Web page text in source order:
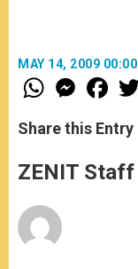
MAY 14, 2009 00:00
W
h
t
s
p
p
M
e
s
e
g
e
F
a
e
b
o
k
Share this Entry
ZENIT Staff